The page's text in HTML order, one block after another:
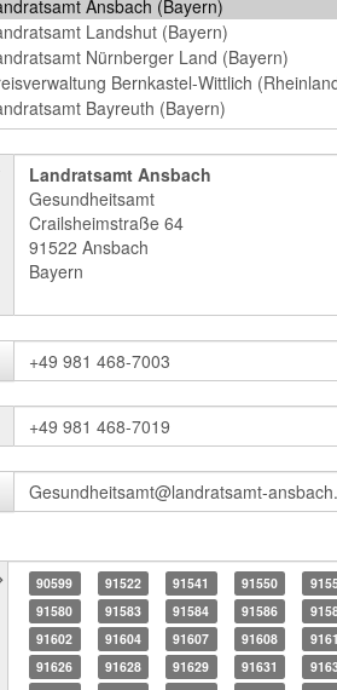
Landratsamt Ansbach
Gesundheitsamt
Crailsheimstraße 64
91522 Ansbach
Bayern
90599 91522 91541 91550
91580
91583 91584 91586
91602
91604 91607 91608
91626
91628 91629 91631